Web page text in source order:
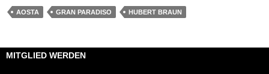
AOSTA GRAN PARADISO HUBERT BRAUN
MITGLIED WERDEN